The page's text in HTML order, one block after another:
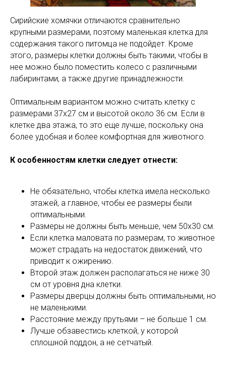
Сирийские хомячки отличаются сравнительно
крупными размерами, поэтому маленькая клетка для
содержания такого питомца не подойдет. Кроме
этого, размеры клетки должны быть такими, чтобы в
нее можно было поместить колесо с различными
лабиринтами, а также другие принадлежности.
Оптимальным вариантом можно считать клетку с
размерами 37х27 см и высотой около 36 см. Если в
клетке два этажа, то это еще лучше, поскольку она
более удобная и более комфортная для животного.
К особенностям клетки следует отнести:
Не обязательно, чтобы клетка имела несколько
этажей, а главное, чтобы ее размеры были
оптимальными.
Размеры не должны быть меньше, чем 50х30 см.
Если клетка маловата по размерам, то животное
может страдать на недостаток движений, что
приводит к ожирению.
Второй этаж должен располагаться не ниже 30
см от уровня дна клетки.
Размеры дверцы должны быть оптимальными, но
не маленькими.
Расстояние между прутьями – не больше 1 см.
Лучше обзавестись клеткой, у которой
сплошной поддон, а не сетчатый.